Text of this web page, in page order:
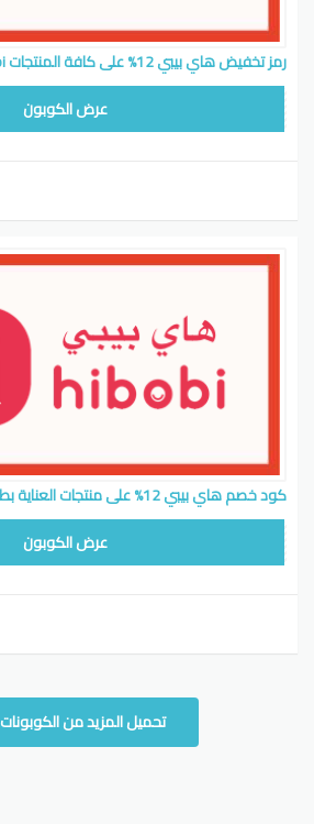
رمز تخفيض هاي بيبي 12% على كافة المنتجات hibobi
عرض الكوبون
كود خصم هاي بيبي 12% على منتجات العناية بطفلك hibobi
عرض الكوبون
تحميل المزيد من الكوبونات